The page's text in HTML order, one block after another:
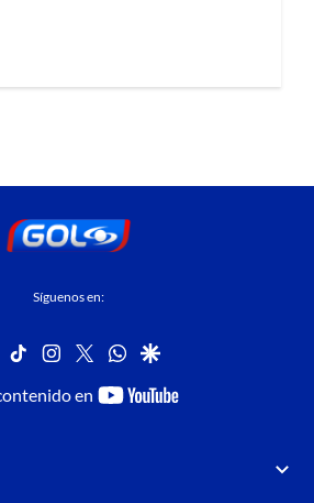
Síguenos en:
facebook
tiktok instagram
twitterwhatsapp
google
en
youtube-